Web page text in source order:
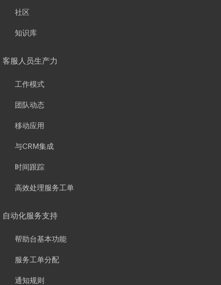
社区
知识库
客服人员生产力
工作模式
团队动态
移动应用
与CRM集成
时间跟踪
高效处理服务工单
自动化服务支持
帮助台基本功能
服务工单分配
通知规则